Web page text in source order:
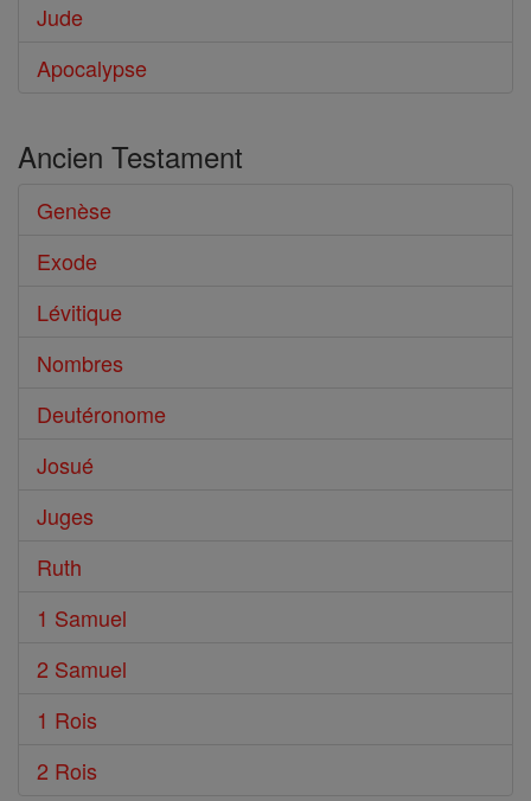
Jude
Apocalypse
Ancien Testament
Genèse
Exode
Lévitique
Nombres
Deutéronome
Josué
Juges
Ruth
1 Samuel
2 Samuel
1 Rois
2 Rois